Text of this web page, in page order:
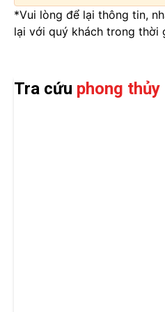
*Vui lòng để lại thông tin,
lại với quý khách trong thời
Tra cứu phong thủy